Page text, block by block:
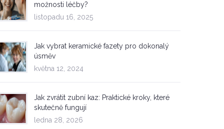
možnosti léčby?
listopadu 16, 2025
Jak vybrat keramické fazety pro dokonalý
úsměv
května 12, 2024
Jak zvrátit zubní kaz: Praktické kroky, které
skutečně fungují
ledna 28, 2026